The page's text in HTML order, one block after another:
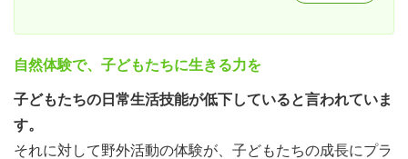
自然体験で、子どもたちに生きる力を
子どもたちの日常生活技能が低下していると言われていま
す。
それに対して野外活動の体験が、子どもたちの成長にプラ